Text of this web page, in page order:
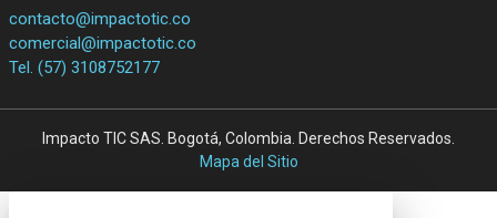
contacto@impactotic.co
comercial@impactotic.co
Tel. (57) 3108752177
Impacto TIC SAS. Bogotá, Colombia. Derechos Reservados.
Mapa del Sitio